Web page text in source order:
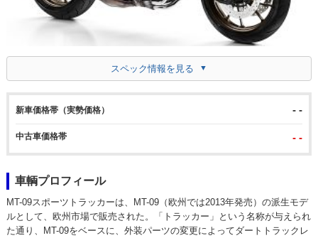
スペック情報を見る
新車価格帯（実勢価格） - -
中古車価格帯 - -
車輌プロフィール
MT-09スポーツトラッカーは、MT-09（欧州では2013年発売）の派生モデ
ルとして、欧州市場で販売された。「トラッカー」という名称が与えられ
た通り、MT-09をベースに、外装パーツの変更によってダートトラックレ